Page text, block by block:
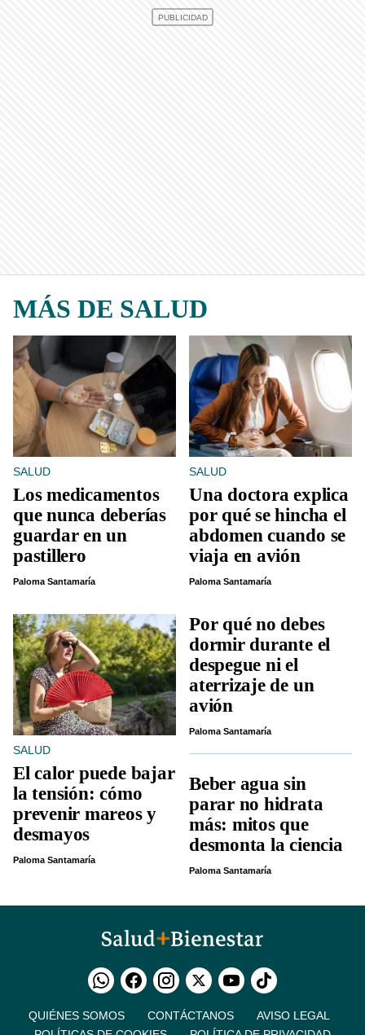
MÁS DE SALUD
SALUD
Los medicamentos
que nunca deberías
guardar en un
pastillero
Paloma Santamaría
SALUD
Una doctora explica
por qué se hincha el
abdomen cuando se
viaja en avión
Paloma Santamaría
SALUD
El calor puede bajar
la tensión: cómo
prevenir mareos y
desmayos
Paloma Santamaría
Por qué no debes
dormir durante el
despegue ni el
aterrizaje de un
avión
Paloma Santamaría
Beber agua sin
parar no hidrata
más: mitos que
desmonta la ciencia
Paloma Santamaría
QUIÉNES SOMOS CONTÁCTANOS
AVISO LEGAL